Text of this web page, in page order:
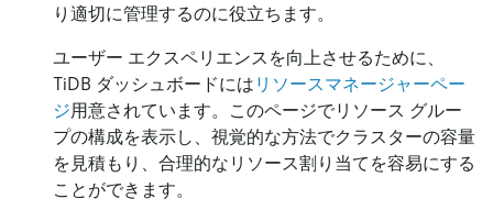
り適切に管理するのに役立ちます。
ユーザー エクスペリエンスを向上させるために、
TiDB ダッシュボードには リソースマネージャーペー
ジ用意されています。このページでリソース グルー
プの構成を表示し、視覚的な方法でクラスターの容量
を見積もり、合理的なリソース割り当てを容易にする
ことができます。